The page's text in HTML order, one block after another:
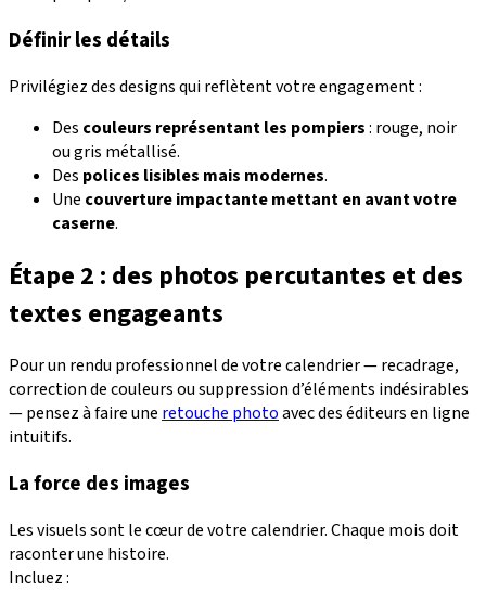
Définir les détails
Privilégiez des designs qui reflètent votre engagement :
Des couleurs représentant les pompiers: rouge, noir
ou gris métallisé.
Des polices lisibles mais modernes.
Une couverture impactante mettant en avant votre
caserne.
Étape 2 : des photos percutantes et des
textes engageants
Pour un rendu professionnel de votre calendrier — recadrage,
correction de couleurs ou suppression d’éléments indésirables
— pensez à faire uneretouche photoavec des éditeurs en ligne
intuitifs.
La force des images
Les visuels sont le cœur de votre calendrier. Chaque mois doit
raconter une histoire.
Incluez :